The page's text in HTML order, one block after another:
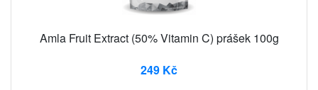
Amla Fruit Extract (50% Vitamin C) prášek 100g
249 Kč